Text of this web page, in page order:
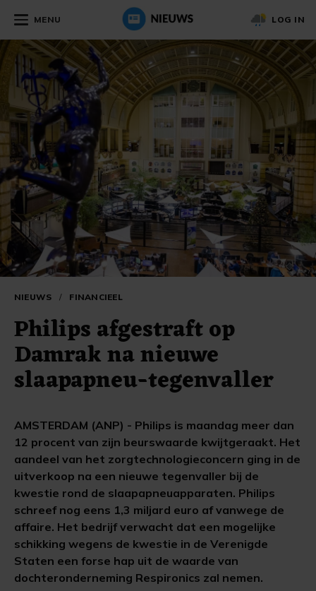
MENU LOG IN
NIEUWS / FINANCIEEL
Philips afgestraft op
Damrak na nieuwe
slaapapneu-tegenvaller
AMSTERDAM (ANP) - Philips is maandag meer dan
12 procent van zijn beurswaarde kwijtgeraakt. Het
aandeel van het zorgtechnologieconcern ging in de
uitverkoop na een nieuwe tegenvaller bij de
kwestie rond de slaapapneuapparaten. Philips
schreef nog eens 1,3 miljard euro af vanwege de
affaire. Het bedrijf verwacht dat een mogelijke
schikking wegens de kwestie in de Verenigde
Staten een forse hap uit de waarde van
dochteronderneming Respironics zal nemen.